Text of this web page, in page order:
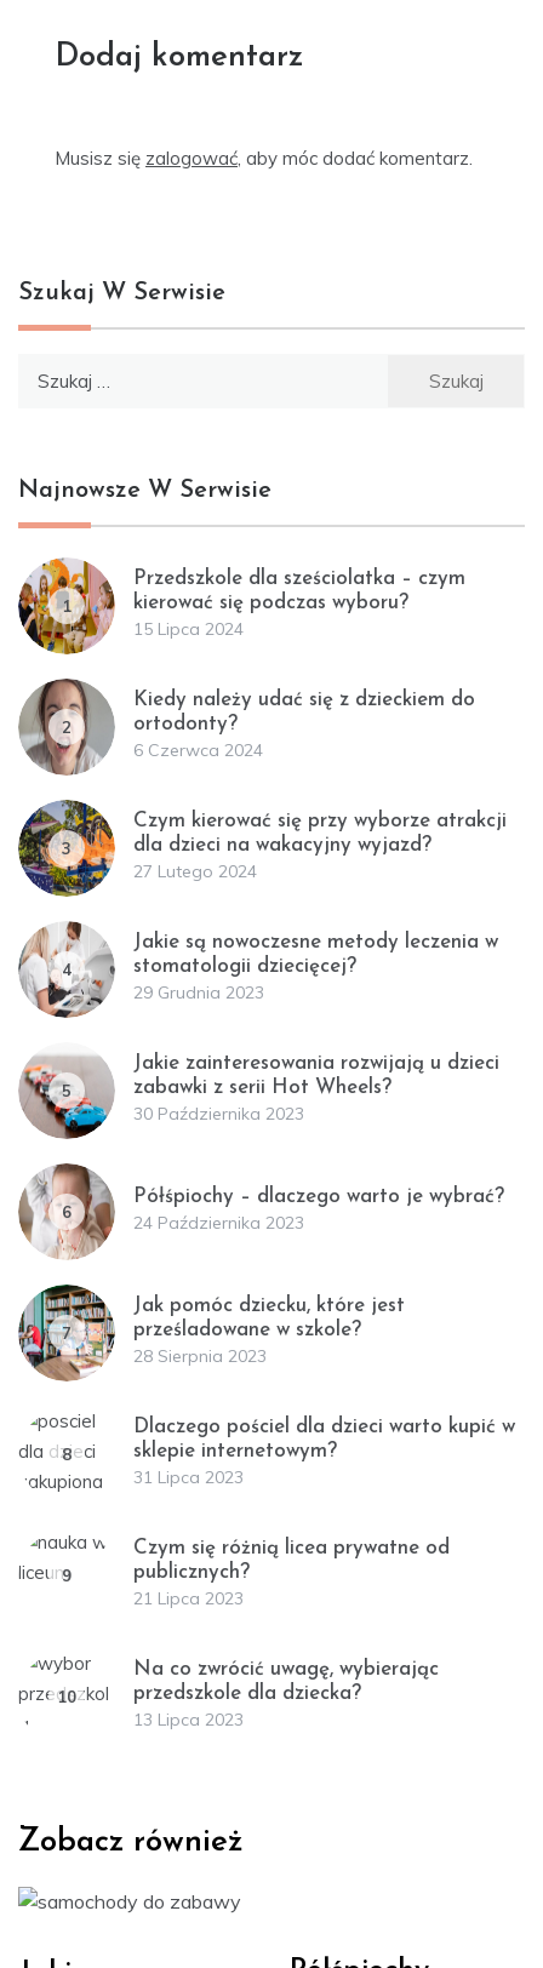
Dodaj komentarz
Musisz się zalogować , aby móc dodać komentarz.
Szukaj W Serwisie
Najnowsze W Serwisie
1
Przedszkole dla sześciolatka – czym
kierować się podczas wyboru?
15 Lipca 2024
2
Kiedy należy udać się z dzieckiem do
ortodonty?
6 Czerwca 2024
3
Czym kierować się przy wyborze atrakcji
dla dzieci na wakacyjny wyjazd?
27 Lutego 2024
4
Jakie są nowoczesne metody leczenia w
stomatologii dziecięcej?
29 Grudnia 2023
5
Jakie zainteresowania rozwijają u dzieci
zabawki z serii Hot Wheels?
30 Października 2023
6
Półśpiochy – dlaczego warto je wybrać?
24 Października 2023
7
Jak pomóc dziecku, które jest
prześladowane w szkole?
28 Sierpnia 2023
8
Dlaczego pościel dla dzieci warto kupić w
sklepie internetowym?
31 Lipca 2023
9
Czym się różnią licea prywatne od
publicznych?
21 Lipca 2023
10
Na co zwrócić uwagę, wybierając
przedszkole dla dziecka?
13 Lipca 2023
Zobacz również